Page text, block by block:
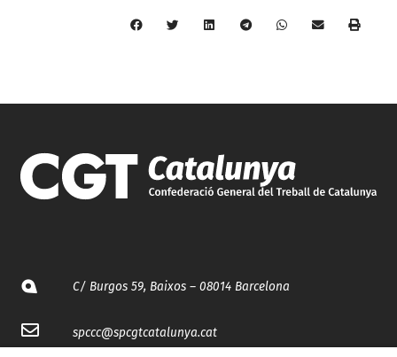
C/ Burgos 59, Baixos – 08014 Barcelona
spccc@spcgtcatalunya.cat